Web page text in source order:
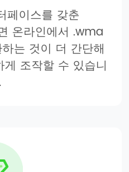
페이스를 갖춘
온라인에서 .wma
는 것이 더 간단해
조작할 수 있습니